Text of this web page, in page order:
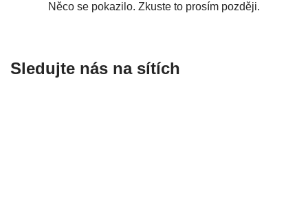
Něco se pokazilo. Zkuste to prosím později.
Sledujte nás na sítích